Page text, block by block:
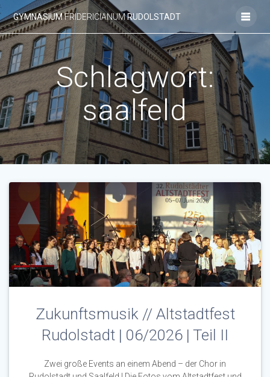
Inhalt
springen
GYMNASIUMFRIDERICIANUMRUDOLSTADT
Schlagwort:
saalfeld
Zukunftsmusik // Altstadtfest
Rudolstadt | 06/2026 | Teil II
Zwei große Events an einem Abend – der Chor in